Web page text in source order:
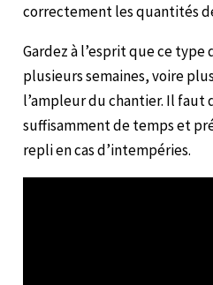
correctement les quantités
Gardez à l’esprit que ce
plusieurs semaines, voire
l’ampleur du chantier. Il faut
suffisamment de temps et
repli en cas d’intempéries.